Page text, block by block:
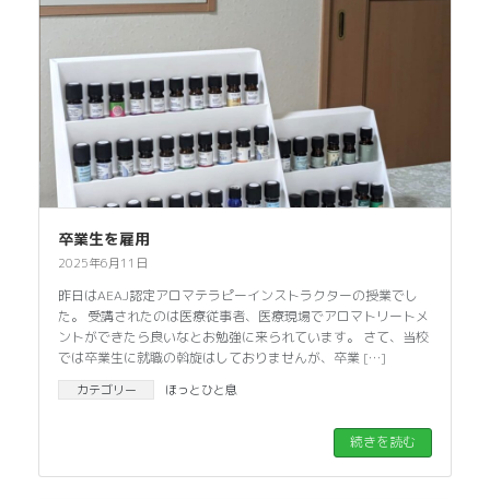
卒業生を雇用
2025年6月11日
昨日はAEAJ認定アロマテラピーインストラクターの授業でし
た。 受講されたのは医療従事者、医療現場でアロマトリートメ
ントができたら良いなとお勉強に来られています。 さて、当校
では卒業生に就職の斡旋はしておりませんが、卒業 […]
カテゴリー ほっとひと息
続きを読む